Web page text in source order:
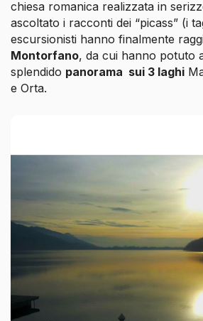
chiesa romanica realizzata in
ascoltato i racconti dei “picass” (i
escursionisti hanno finalmente
Montorfano, da cui hanno potuto
splendido panorama sui 3 laghi
e Orta.